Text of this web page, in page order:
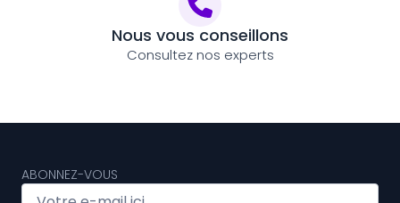
Nous vous conseillons
Consultez nos experts
ABONNEZ-VOUS